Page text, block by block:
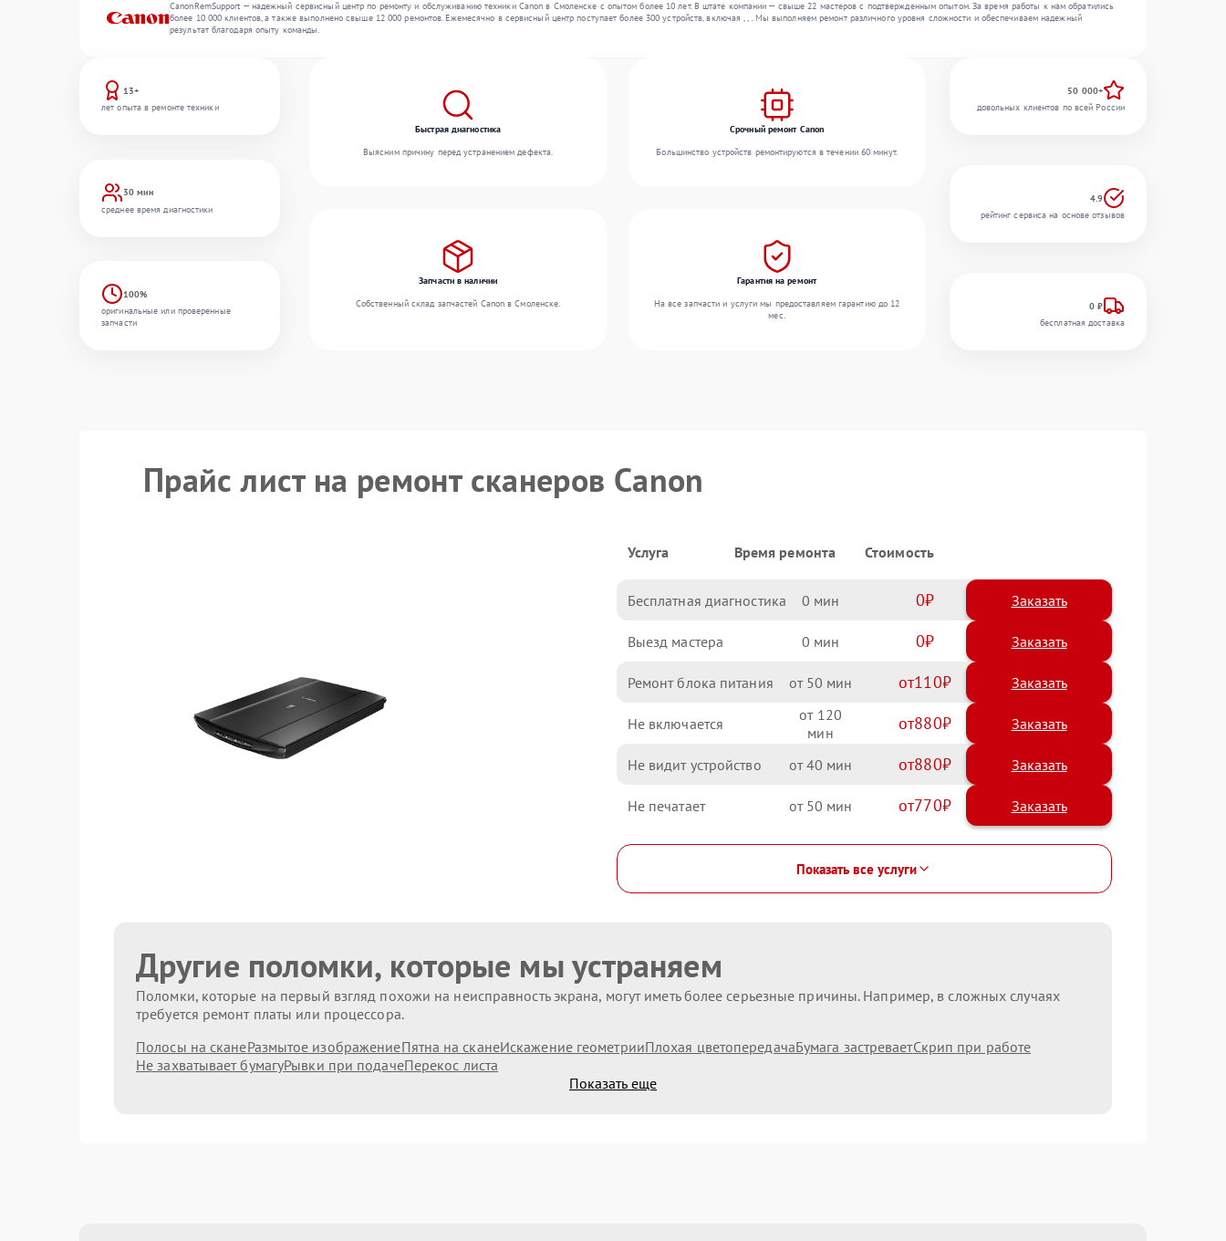
CanonRemSupport — надежный сервисный центр по ремонту и обслуживанию техники Canon в Смоленске с опытом более 10 лет. В штате компании — свыше 22 мастеров с подтвержденным опытом. За время работы к нам обратились
более 10 000 клиентов, а также выполнено свыше 12 000 ремонтов. Ежемесячно в сервисный центр поступает более 300 устройств, включая , , . Мы выполняем ремонт различного уровня сложности и обеспечиваем надежный
результат благодаря опыту команды.
13+
лет опыта в ремонте техники
30 мин
среднее время диагностики
100%
оригинальные или проверенные
запчасти
Быстрая диагностика
Выясним причину перед устранением дефекта.
Срочный ремонт Canon
Большинство устройств ремонтируются в течении 60 минут.
Запчасти в наличии
Собственный склад запчастей Canon в Смоленске.
Гарантия на ремонт
На все запчасти и услуги мы предоставляем гарантию до 12
мес.
50 000+
довольных клиентов по всей России
4.9
рейтинг сервиса на основе отзывов
0 ₽
бесплатная доставка
Прайс лист на ремонт сканеров Canon
Услуга Время ремонта Стоимость
Бесплатная диагностика 0 0 Заказать
Выезд мастера 0 0 Заказать
Ремонт блока питания 50 110
Не включается 120 880
Не видит устройство 40 880
Не печатает 50 770
Показать все услуги
Другие поломки, которые мы устраняем
Поломки, которые на первый взгляд похожи на неисправность экрана, могут иметь более серьезные причины. Например, в сложных случаях
требуется ремонт платы или процессора.
Полосы на сканеРазмытое изображениеПятна на сканеИскажение геометрииПлохая цветопередачаБумага застреваетСкрип при работе
Не захватывает бумагуРывки при подачеПерекос листа
Показать еще